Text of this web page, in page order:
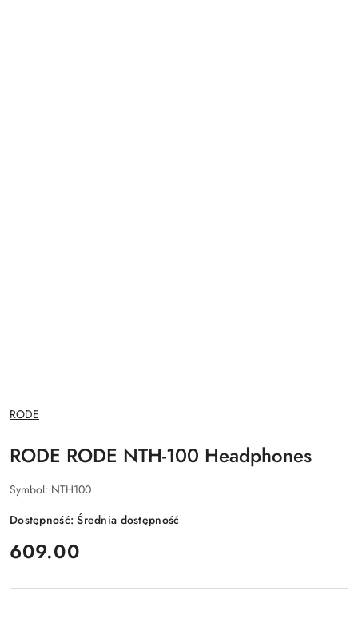
NAZWA
PRODUCENTA:
RODE
RODE RODE NTH-100 Headphones
Symbol: NTH100
Dostępność:Średnia dostępność
cena:
609.00